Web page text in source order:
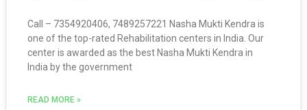
Call – 7354920406, 7489257221 Nasha Mukti Kendra is
one of the top-rated Rehabilitation centers in India. Our
center is awarded as the best Nasha Mukti Kendra in
India by the government
READ MORE »